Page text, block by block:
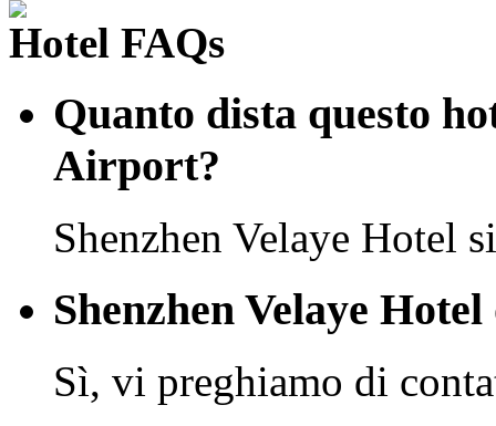
Hotel FAQs
Quanto dista questo
Airport?
Shenzhen Velaye Hotel
Shenzhen Velaye
Sì, vi preghiamo di